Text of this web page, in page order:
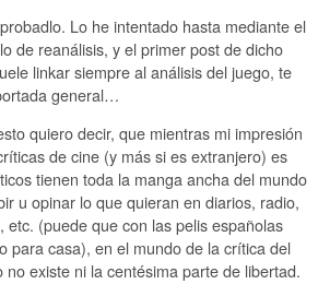
Lo he intentado hasta mediante el
de reanálisis, y el primer post de dicho
linkar siempre al análisis del juego, te
general…
quiero decir, que mientras mi impresión
de cine (y más si es extranjero) es
tienen toda la manga ancha del mundo
u opinar lo que quieran en diarios, radio,
etc. (puede que con las pelis españolas
para casa), en el mundo de la crítica del
no existe ni la centésima parte de libertad.